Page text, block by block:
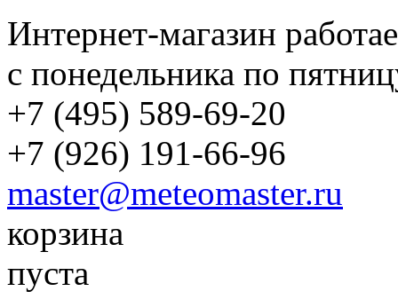
Интернет-магазин
с понедельника по
+7 (495) 589-69-20
+7 (926) 191-66-96
master@meteomaster.ru
корзина
пуста